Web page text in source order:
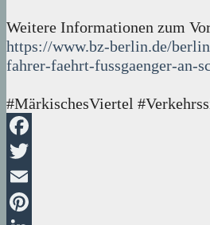
Weitere Informationen zum
https://www.bz-berlin.de/
fahrer-faehrt-fussgaenger-an-
#MärkischesViertel
Facebook
Twitter
Email